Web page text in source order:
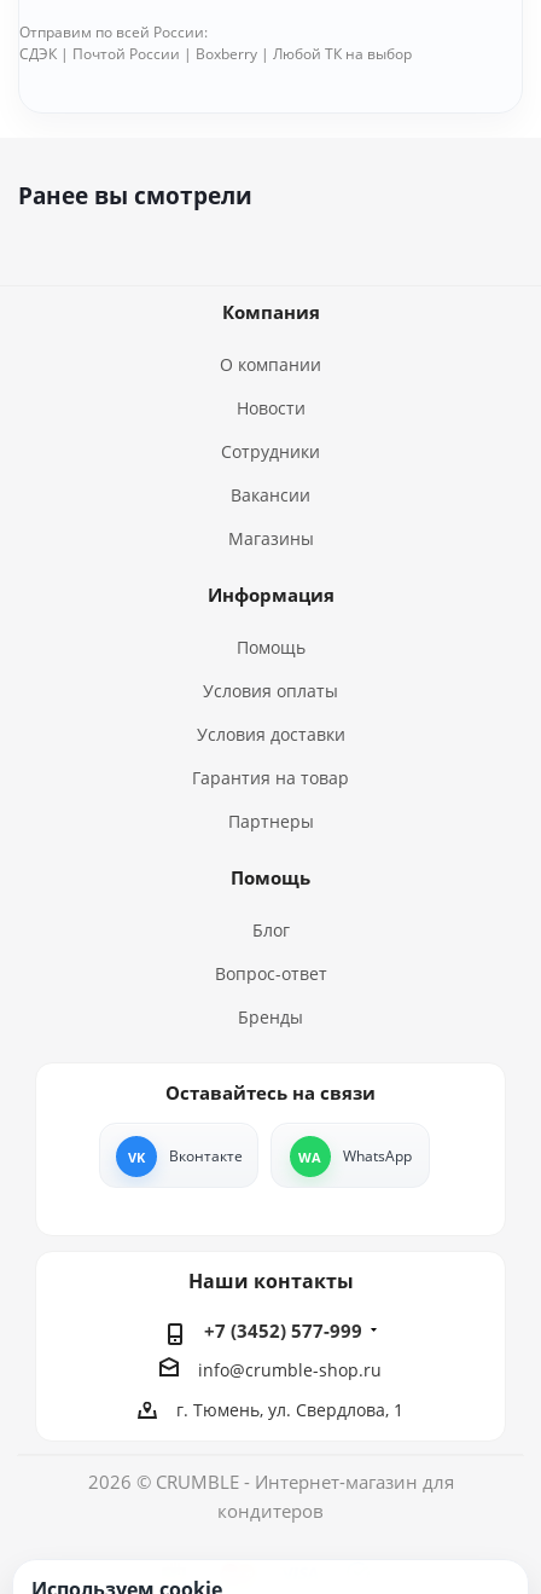
Отправим по всей России:
СДЭК | Почтой России | Boxberry | Любой ТК на выбор
Ранее вы смотрели
Компания
О компании
Новости
Сотрудники
Вакансии
Магазины
Информация
Помощь
Условия оплаты
Условия доставки
Гарантия на товар
Партнеры
Помощь
Блог
Вопрос-ответ
Бренды
Оставайтесь на связи
Вконтакте WhatsApp
Наши контакты
+7 (3452) 577-999
info@crumble-shop.ru
г. Тюмень, ул. Свердлова, 1
2026 © CRUMBLE - Интернет-магазин для
кондитеров